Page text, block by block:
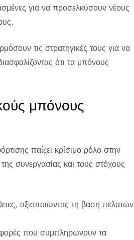
για να προσελκύσουν νέους
τις στρατηγικές τους για να
ότι τα μπόνους
μπόνους
παίζει κρίσιμο ρόλο στην
συνεργασίας και τους στόχους
αξιοποιώντας τη βάση πελατών
που συμπληρώνουν τα